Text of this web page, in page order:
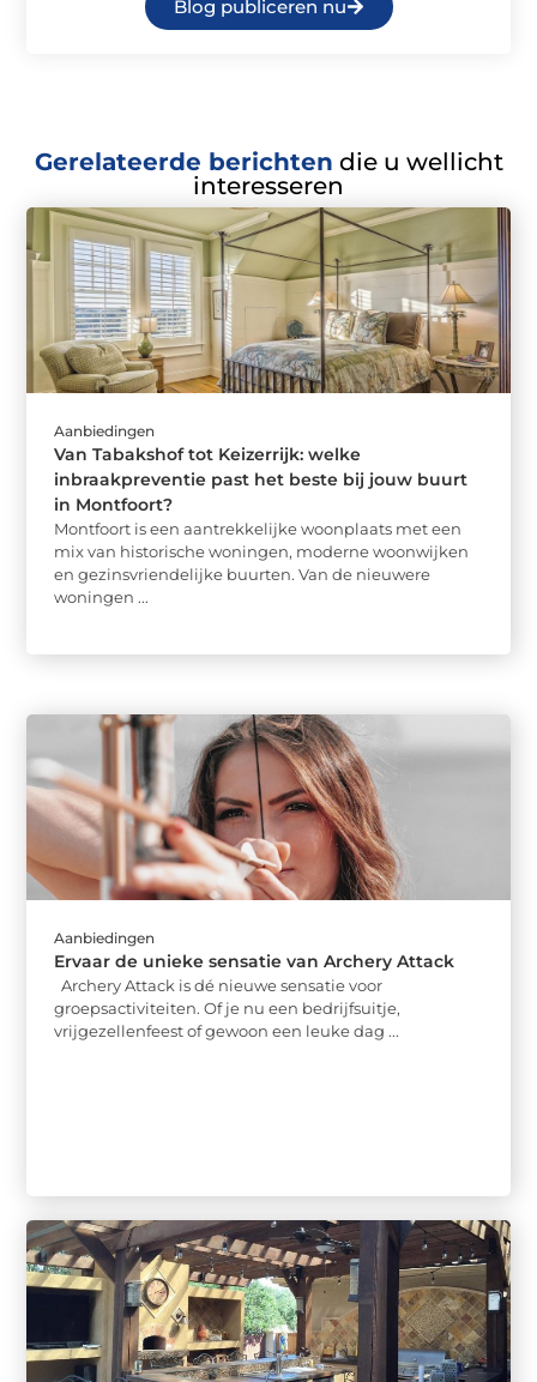
Blog publiceren nu
Gerelateerde berichten die u wellicht
interesseren
Aanbiedingen
Van Tabakshof tot Keizerrijk: welke
inbraakpreventie past het beste bij jouw buurt
in Montfoort?
Montfoort is een aantrekkelijke woonplaats met een
mix van historische woningen, moderne woonwijken
en gezinsvriendelijke buurten. Van de nieuwere
woningen ...
Aanbiedingen
Ervaar de unieke sensatie van Archery Attack
Archery Attack is dé nieuwe sensatie voor
groepsactiviteiten. Of je nu een bedrijfsuitje,
vrijgezellenfeest of gewoon een leuke dag ...